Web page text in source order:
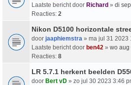
Laatste bericht door Richard » di
Reacties: 2
Nikon D5100 horizontale
door jaaphiemstra » ma jul 31 2023
Laatste bericht door ben42 » wo aug
Reacties: 8
LR 5.7.1 herkent beelden
door Bert vD » zo jul 30 2023 3:46